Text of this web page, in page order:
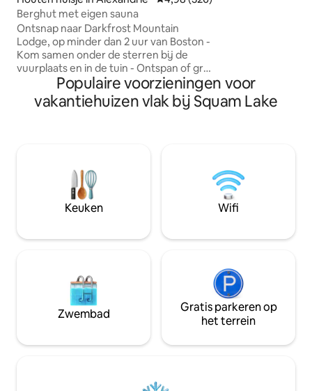
Berghut met eigen sauna
Ontsnap naar Darkfrost Mountain
Lodge, op minder dan 2 uur van Boston -
Kom samen onder de sterren bij de
vuurplaats en in de tuin - Ontspan of grill
op de patio met uitzicht op het bos -
Genieten van een huisdiervriendelijke
werkboerderij - Ga skiën op de
Cardigan Mountain en bij AMC Cardigan
mijn Airbnb-verhuurdersprofiel om
onze 3 beschikbare houten huisjes te
Dog Cabin, Darkfrost Lodge.
het zuiden van
Populaire voorzieningen voor
vakantiehuizen vlak bij Squam Lake
Keuken Wifi
Zwembad
Gratis parkeren op
het terrein